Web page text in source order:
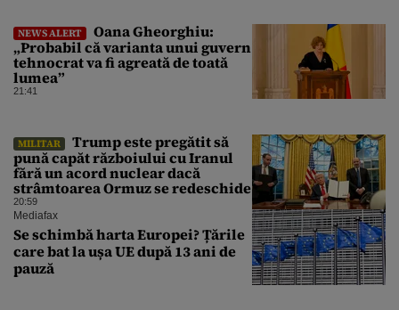
NEWS ALERT
Oana Gheorghiu:
„Probabil că varianta unui guvern
tehnocrat va fi agreată de toată
lumea”
21:41
MILITAR
Trump este pregătit să
pună capăt războiului cu Iranul
fără un acord nuclear dacă
strâmtoarea Ormuz se redeschide
20:59
Mediafax
Se schimbă harta Europei? Țările
care bat la ușa UE după 13 ani de
pauză